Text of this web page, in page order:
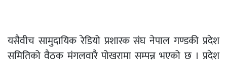
यसैवीच सामुदायिक रेडियो प्रशारक संघ नेपाल गण्डकी प्रदेश
समितिको वैठक मंगलवारै पोखरामा सम्पन्न भएको छ । प्रदेश